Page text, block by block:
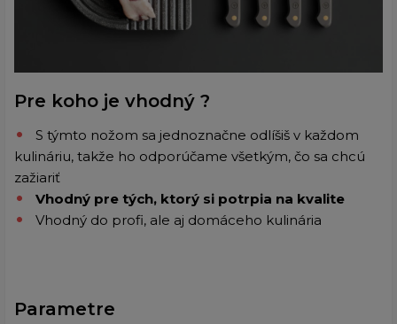
Pre koho je vhodný ?
S týmto nožom sa jednoznačne odlíšiš v každom
kulináriu, takže ho odporúčame všetkým, čo sa chcú
zažiariť
Vhodný pre tých, ktorý si potrpia na kvalite
Vhodný do profi, ale aj domáceho kulinária
Parametre